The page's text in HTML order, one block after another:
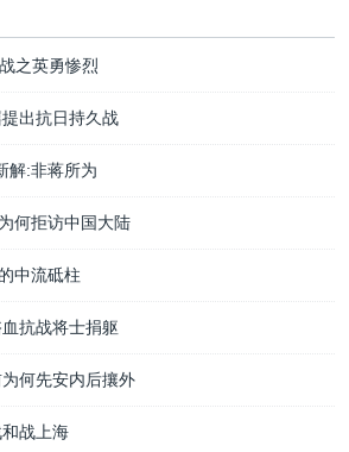
之英勇惨烈
出抗日持久战
解:非蒋所为
何拒访中国大陆
中流砥柱
抗战将士捐躯
何先安内后攘外
战上海